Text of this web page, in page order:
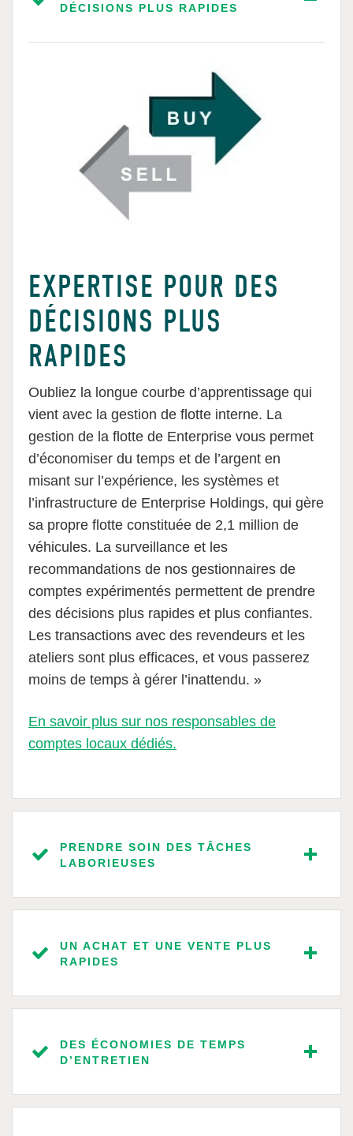
DÉCISIONS PLUS RAPIDES
EXPERTISE POUR DES
DÉCISIONS PLUS
RAPIDES
Oubliez la longue courbe d’apprentissage qui
vient avec la gestion de flotte interne. La
gestion de la flotte de Enterprise vous permet
d’économiser du temps et de l’argent en
misant sur l’expérience, les systèmes et
l’infrastructure de Enterprise Holdings, qui gère
sa propre flotte constituée de 2,1 million de
véhicules. La surveillance et les
recommandations de nos gestionnaires de
comptes expérimentés permettent de prendre
des décisions plus rapides et plus confiantes.
Les transactions avec des revendeurs et les
ateliers sont plus efficaces, et vous passerez
moins de temps à gérer l’inattendu. »
En savoir plus sur nos responsables de
comptes locaux dédiés.
PRENDRE SOIN DES TÂCHES
LABORIEUSES
UN ACHAT ET UNE VENTE PLUS
RAPIDES
DES ÉCONOMIES DE TEMPS
D’ENTRETIEN